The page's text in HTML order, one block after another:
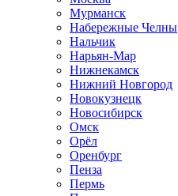
Мурманск
Набережные Челны
Нальчик
Нарьян-Мар
Нижнекамск
Нижний Новгород
Новокузнецк
Новосибирск
Омск
Орёл
Оренбург
Пенза
Пермь